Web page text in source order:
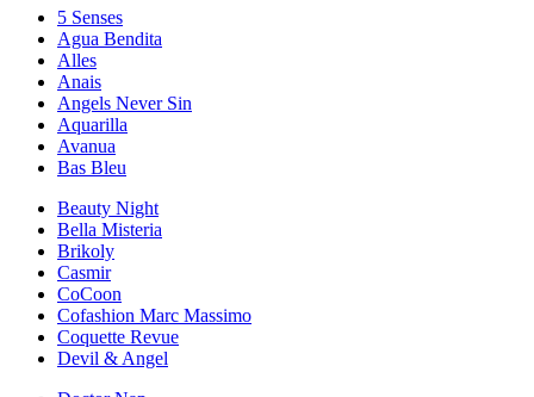
5 Senses
Agua Bendita
Alles
Anais
Angels Never Sin
Aquarilla
Avanua
Bas Bleu
Beauty Night
Bella Misteria
Brikoly
Casmir
CoCoon
Cofashion Marc Massimo
Coquette Revue
Devil & Angel